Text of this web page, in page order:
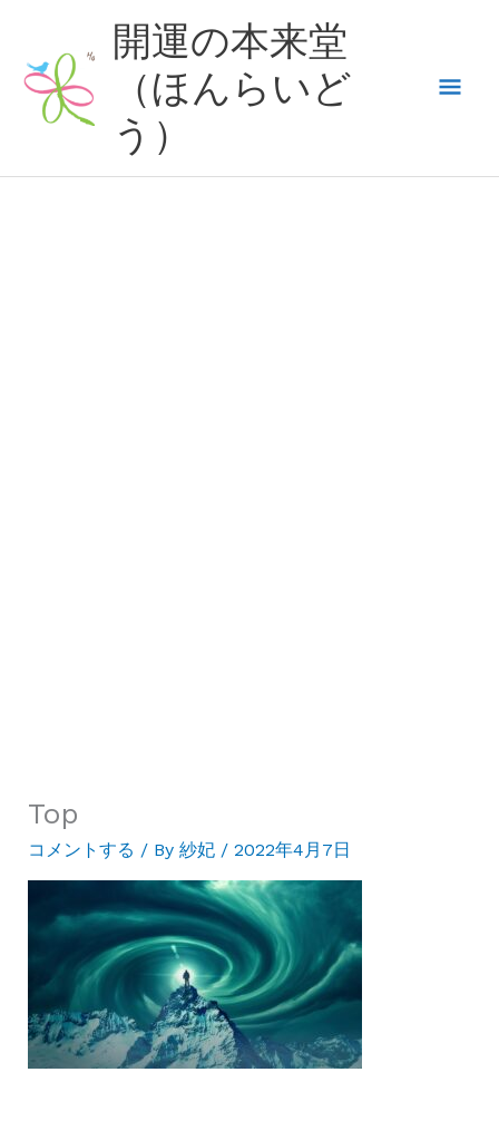
ッ
開運の本来堂
（ほんらいど
う）
メ
Top
コメントする / By 紗妃 / 2022年4月7日